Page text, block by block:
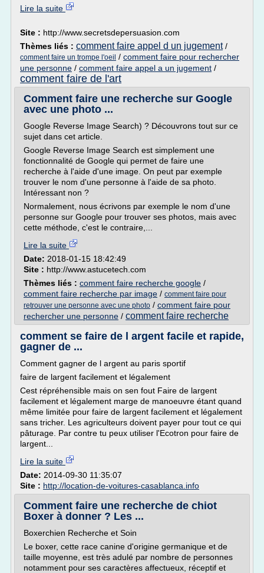
Lire la suite
Site : http://www.secretsdepersuasion.com
Thèmes liés : comment faire appel d un jugement/
comment faire un trompe l'oeil / comment faire pour rechercher
une personne / comment faire appel a un jugement /
comment faire de l'art
Comment faire une recherche sur Google
avec une photo ...
Google Reverse Image Search) ? Découvrons tout sur ce
sujet dans cet article.
Google Reverse Image Search est simplement une
fonctionnalité de Google qui permet de faire une
recherche à l'aide d'une image. On peut par exemple
trouver le nom d'une personne à l'aide de sa photo.
Intéressant non ?
Normalement, nous écrivons par exemple le nom d'une
personne sur Google pour trouver ses photos, mais avec
cette méthode, c'est le contraire,...
Lire la suite
Date: 2018-01-15 18:42:49
Site : http://www.astucetech.com
Thèmes liés : comment faire recherche google /
comment faire recherche par image / comment faire pour
retrouver une personne avec une photo / comment faire pour
rechercher une personne / comment faire recherche
comment se faire de l argent facile et rapide,
gagner de ...
Comment gagner de l argent au paris sportif
faire de largent facilement et légalement
Cest répréhensible mais on sen fout Faire de largent
facilement et légalement marge de manoeuvre étant quand
même limitée pour faire de largent facilement et légalement
sans tricher. Les agriculteurs doivent payer pour tout ce qui
pâturage. Par contre tu peux utiliser l'Ecotron pour faire de
largent...
Lire la suite
Date: 2014-09-30 11:35:07
Site : http://location-de-voitures-casablanca.info
Comment faire une recherche de chiot
Boxer à donner ? Les ...
Boxerchien Recherche et Soin
Le boxer, cette race canine d'origine germanique et de
taille moyenne, est très adulé par nombre de personnes
notamment pour ses caractères affectueux, réceptif et